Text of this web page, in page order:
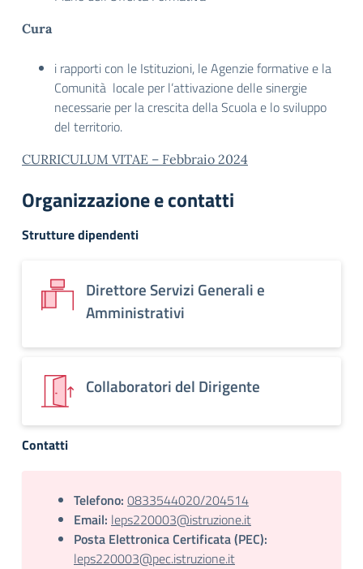
Cura
i rapporti con le Istituzioni, le Agenzie formative e la
Comunità locale per l’attivazione delle sinergie
necessarie per la crescita della Scuola e lo sviluppo
del territorio.
CURRICULUM VITAE – Febbraio 2024
Organizzazione e contatti
Strutture dipendenti
Direttore Servizi Generali e
Amministrativi
Collaboratori del Dirigente
Contatti
Telefono: 0833544020/204514
Email: leps220003@istruzione.it
Posta Elettronica Certificata (PEC):
leps220003@pec.istruzione.it